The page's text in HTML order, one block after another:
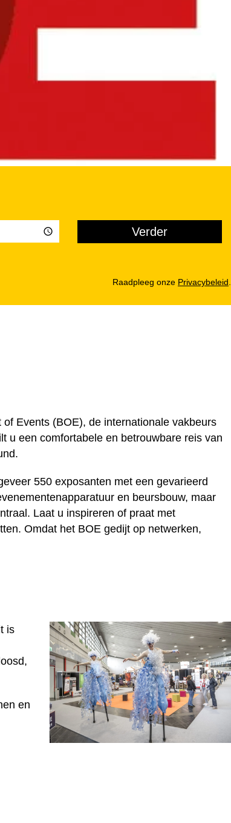
Raadpleeg onze Privacybeleid
Events (BOE), de internationale vakbeurs
u een comfortabele en betrouwbare reis van
550 exposanten met een gevarieerd
en beursbouw, maar
Laat u inspireren of praat met
Omdat het BOE gedijt op netwerken,
is
en